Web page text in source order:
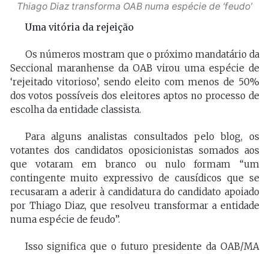
Thiago Diaz transforma OAB numa espécie de ‘feudo’
Uma vitória da rejeição
Os números mostram que o próximo mandatário da
Seccional maranhense da OAB virou uma espécie de
‘rejeitado vitorioso’, sendo eleito com menos de 50%
dos votos possíveis dos eleitores aptos no processo de
escolha da entidade classista.
Para alguns analistas consultados pelo blog, os
votantes dos candidatos oposicionistas somados aos
que votaram em branco ou nulo formam “um
contingente muito expressivo de causídicos que se
recusaram a aderir à candidatura do candidato apoiado
por Thiago Diaz, que resolveu transformar a entidade
numa espécie de feudo”.
Isso significa que o futuro presidente da OAB/MA